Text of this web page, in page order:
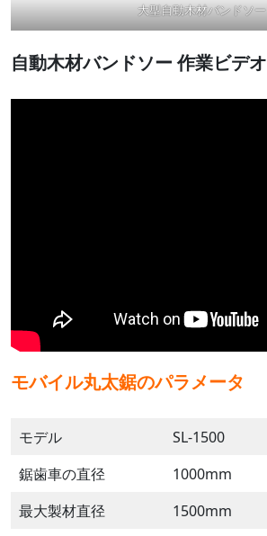
大型自動木材バンドソー
自動木材バンドソー 作業ビデオ
モバイル丸太鋸のパラメータ
モデル SL-1500
鋸歯車の直径
1000mm
最大製材直径
1500mm